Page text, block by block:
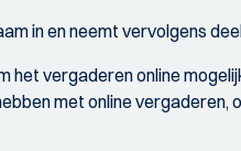
in en neemt vervolgens
vergaderen online
met online vergaderen,